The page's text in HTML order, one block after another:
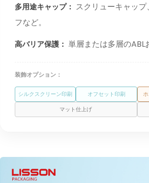
多用途キャップ： スクリューキャッ
フなど。
高バリア保護： 単層または多層のABL
装飾オプション：
シルクスクリーン印刷 オフセット印刷
マット仕上げ